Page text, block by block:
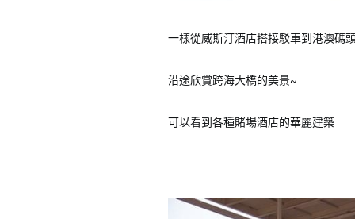
一樣從威斯汀酒店搭接駁車到港澳碼
沿途欣賞跨海大橋的美景~
可以看到各種賭場酒店的華麗建築